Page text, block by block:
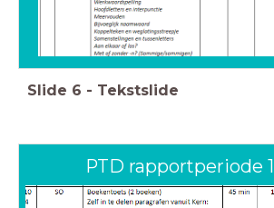
Slide 6 - Tekstslide
PTD rapportperiode 1